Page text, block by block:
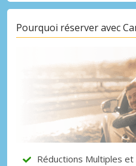
Promotions
Accédez à toutes
Se
Pourquoi réserver avec
Réductions Multiples